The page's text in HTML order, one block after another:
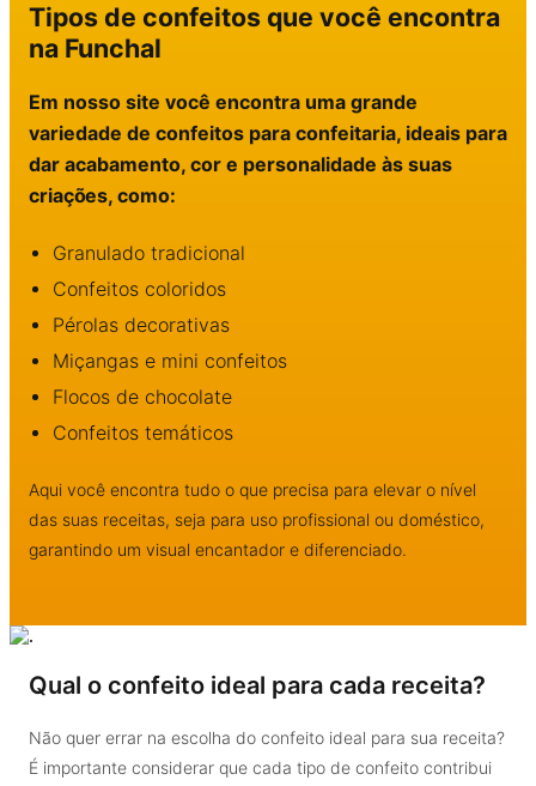
Tipos de confeitos que você encontra
na Funchal
Em nosso site você encontra uma grande
variedade de confeitos para confeitaria, ideais para
dar acabamento, cor e personalidade às suas
criações, como:
Granulado tradicional
Confeitos coloridos
Pérolas decorativas
Miçangas e mini confeitos
Flocos de chocolate
Confeitos temáticos
Aqui você encontra tudo o que precisa para elevar o nível
das suas receitas, seja para uso profissional ou doméstico,
garantindo um visual encantador e diferenciado.
Qual o confeito ideal para cada receita?
Não quer errar na escolha do confeito ideal para sua receita?
É importante considerar que cada tipo de confeito contribui